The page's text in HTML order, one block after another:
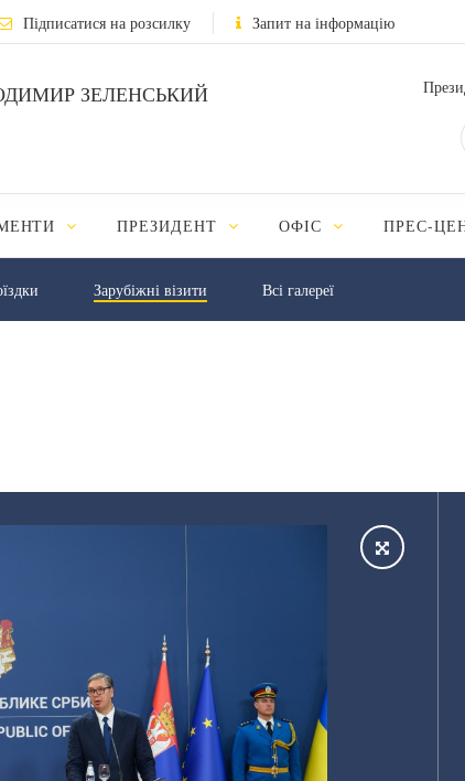
Підписатися на розсилку Запит на інформацію
ЗЕЛЕНСЬКИЙ
ПРЕЗИДЕНТ ОФІС ПРЕС-
Зарубіжні візити Всі галереї